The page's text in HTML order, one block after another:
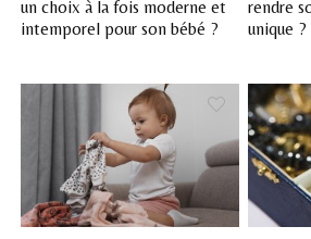
un choix à la fois moderne et
intemporel pour son bébé ?
rendre
unique ?